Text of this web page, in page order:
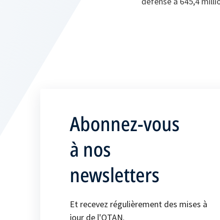
Abonnez-vous
à nos
newsletters
Et recevez régulièrement des mises à
jour de l'OTAN.